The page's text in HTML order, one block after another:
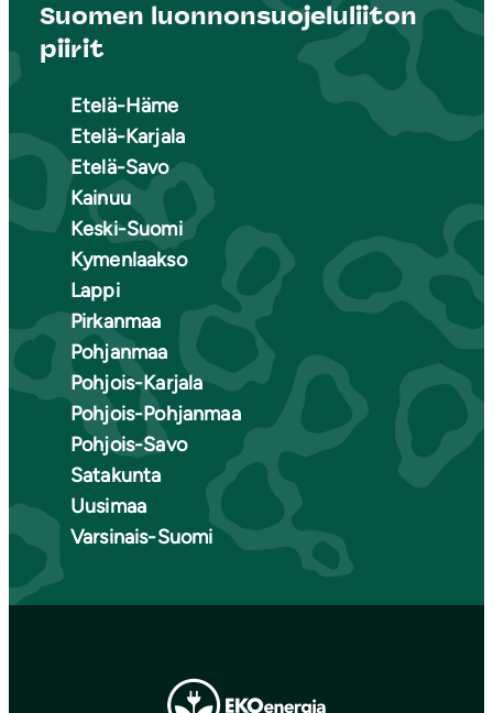
Suomen luonnonsuojeluliiton
piirit
Etelä-Häme
Etelä-Karjala
Etelä-Savo
Kainuu
Keski-Suomi
Kymenlaakso
Lappi
Pirkanmaa
Pohjanmaa
Pohjois-Karjala
Pohjois-Pohjanmaa
Pohjois-Savo
Satakunta
Uusimaa
Varsinais-Suomi